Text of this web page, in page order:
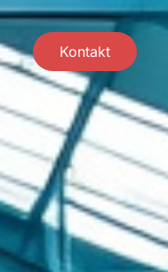
Kontakt